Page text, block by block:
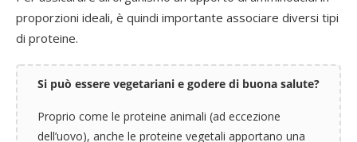
proporzioni ideali, è quindi importante associare diversi tipi
di proteine.
Si può essere vegetariani e godere di buona salute?
Proprio come le proteine animali (ad eccezione
dell’uovo), anche le proteine vegetali apportano una